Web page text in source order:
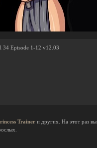
34 Episode 1-12 v12.03
Trainer и других. На этот раз вы